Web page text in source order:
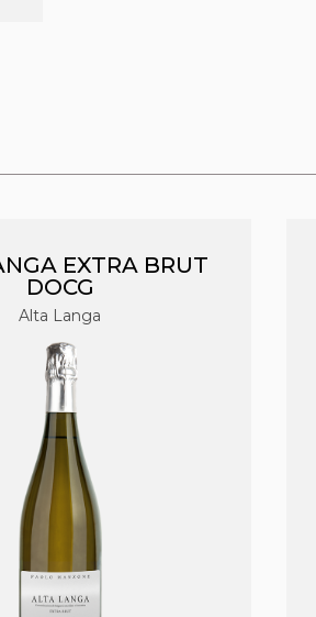
EXTRA BRUT
DOCG
Alta Langa